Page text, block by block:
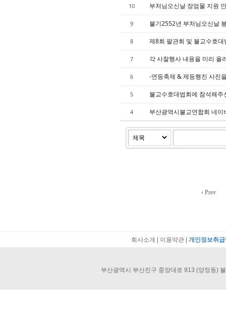
10 부처님오신날 장엄물 지원
9 불기2552년 부처님오신날
8 제8회 팔관회 및 불교수호
7 각 사찰행사 내용을 미리 올
6 -연등축제 & 제등행진 사진
5 불교수호대법회에 참석해
4 부산광역시불교연합회 네이
‹ Prev
회사소개 이용약관 |개인정보취
부산광역시 부산진구 중앙대로 913 (양정동)